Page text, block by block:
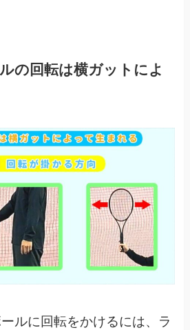
の回転は横ガットによ
ルに回転をかけるには、ラ